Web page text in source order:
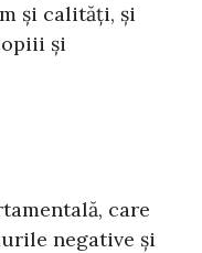
și calități, și
și
care
negative și